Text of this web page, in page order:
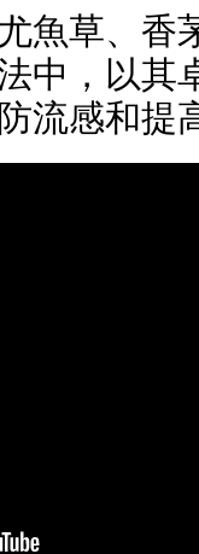
魚草、香
中，以其
流感和提